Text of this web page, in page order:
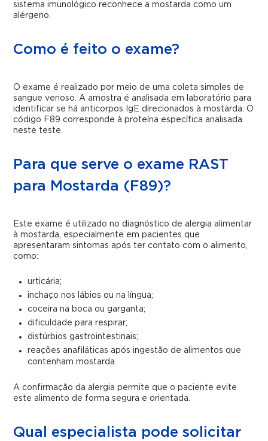
sistema imunológico reconhece a mostarda como um
alérgeno.
Como é feito o exame?
O exame é realizado por meio de uma coleta simples de
sangue venoso. A amostra é analisada em laboratório para
identificar se há anticorpos IgE direcionados à mostarda. O
código F89 corresponde à proteína específica analisada
neste teste.
Para que serve o exame RAST
para Mostarda (F89)?
Este exame é utilizado no diagnóstico de alergia alimentar
à mostarda, especialmente em pacientes que
apresentaram sintomas após ter contato com o alimento,
como:
urticária;
inchaço nos lábios ou na língua;
coceira na boca ou garganta;
dificuldade para respirar;
distúrbios gastrointestinais;
reações anafiláticas após ingestão de alimentos que
contenham mostarda.
A confirmação da alergia permite que o paciente evite
este alimento de forma segura e orientada.
Qual especialista pode solicitar